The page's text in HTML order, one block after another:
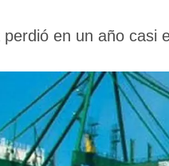
perdió en un año casi